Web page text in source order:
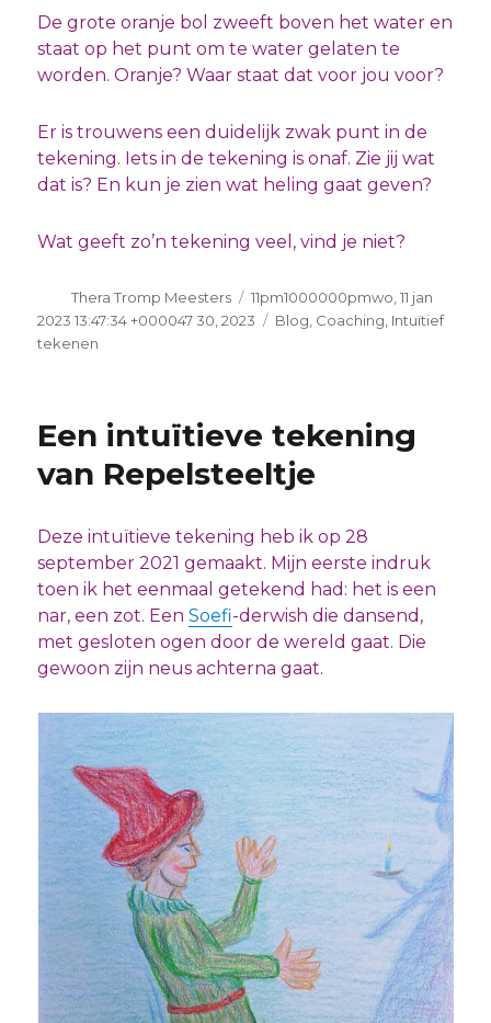
De grote oranje bol zweeft boven het water en
staat op het punt om te water gelaten te
worden. Oranje? Waar staat dat voor jou voor?
Er is trouwens een duidelijk zwak punt in de
tekening. Iets in de tekening is onaf. Zie jij wat
dat is? En kun je zien wat heling gaat geven?
Wat geeft zo’n tekening veel, vind je niet?
Auteur
Thera Tromp Meesters
Geplaatst
op
11pm1000000pmwo, 11 jan
2023 13:47:34 +000047 30, 2023
Categorieën
Blog, Coaching, Intuïtief
tekenen
Een intuïtieve tekening
van Repelsteeltje
Deze intuïtieve tekening heb ik op 28
september 2021 gemaakt. Mijn eerste indruk
toen ik het eenmaal getekend had: het is een
nar, een zot. EenSoefi-derwish die dansend,
met gesloten ogen door de wereld gaat. Die
gewoon zijn neus achterna gaat.